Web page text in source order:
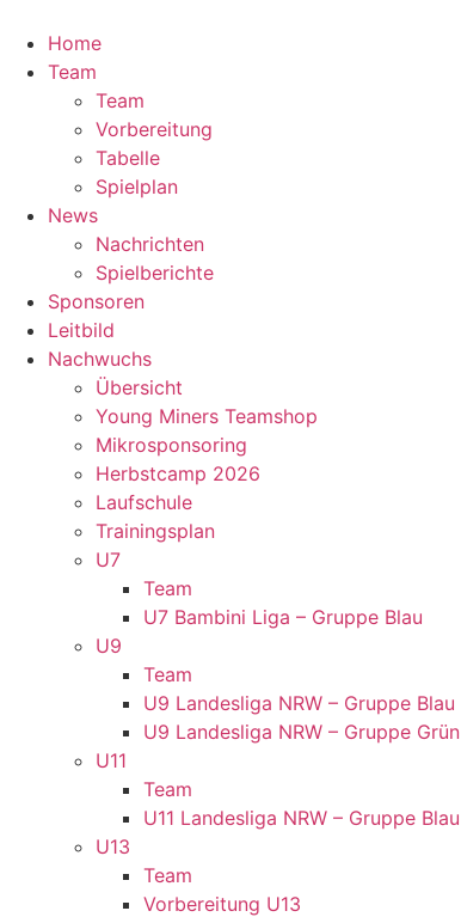
Inhalt
springen
Home
Team
Team
Vorbereitung
Tabelle
Spielplan
News
Nachrichten
Spielberichte
Sponsoren
Leitbild
Nachwuchs
Übersicht
Young Miners Teamshop
Mikrosponsoring
Herbstcamp 2026
Laufschule
Trainingsplan
U7
Team
U7 Bambini Liga – Gruppe Blau
U9
Team
U9 Landesliga NRW – Gruppe Blau
U9 Landesliga NRW – Gruppe Grün
U11
Team
U11 Landesliga NRW – Gruppe Blau
U13
Team
Vorbereitung U13